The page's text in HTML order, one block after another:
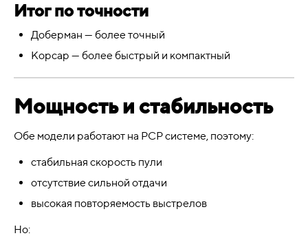
Итог по точности
Доберман — более точный
Корсар — более быстрый и компактный
Мощность и стабильность
Обе модели работают на PCP системе, поэтому:
стабильная скорость пули
отсутствие сильной отдачи
высокая повторяемость выстрелов
Но: